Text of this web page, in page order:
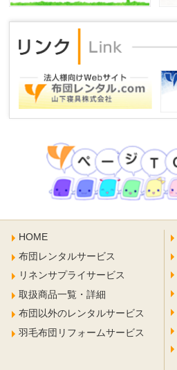
HOME
布団レンタルサービス
リネンサプライサービス
取扱商品一覧・詳細
布団以外のレンタルサービス
羽毛布団リフォームサービス